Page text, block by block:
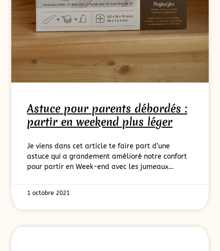
Astuce pour parents débordés :
partir en weekend plus léger
Je viens dans cet article te faire part d’une
astuce qui a grandement amélioré notre confort
pour partir en Week-end avec les jumeaux…
1 octobre 2021